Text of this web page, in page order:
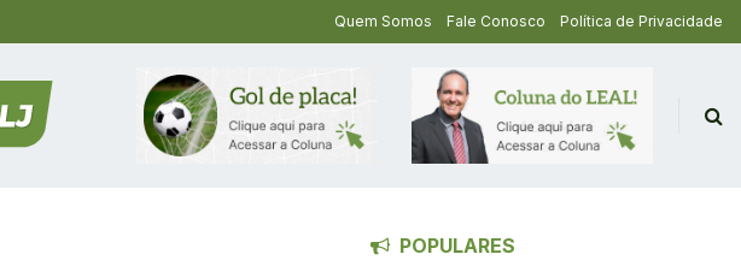
Quem Somos Fale Conosco Política de Privacidade
POPULARES